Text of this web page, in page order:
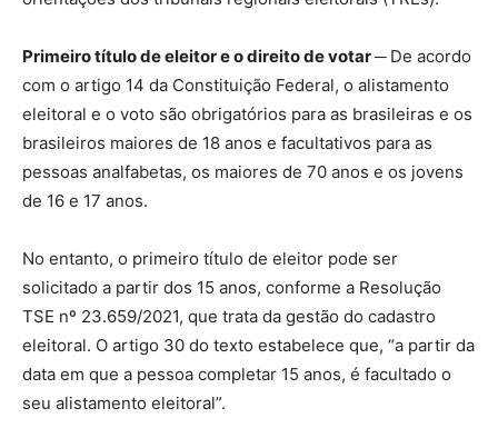
Primeiro título de eleitor e o direito de votar ─ De acordo
com o artigo 14 da Constituição Federal, o alistamento
eleitoral e o voto são obrigatórios para as brasileiras e os
brasileiros maiores de 18 anos e facultativos para as
pessoas analfabetas, os maiores de 70 anos e os jovens
de 16 e 17 anos.
No entanto, o primeiro título de eleitor pode ser
solicitado a partir dos 15 anos, conforme a Resolução
TSE nº 23.659/2021, que trata da gestão do cadastro
eleitoral. O artigo 30 do texto estabelece que, “a partir da
data em que a pessoa completar 15 anos, é facultado o
seu alistamento eleitoral”.